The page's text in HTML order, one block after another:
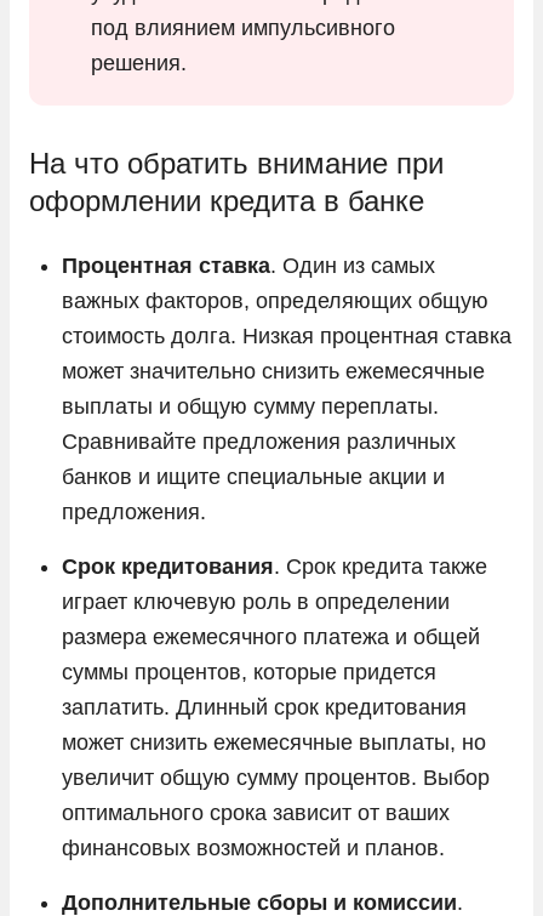
под влиянием импульсивного
решения.
На что обратить внимание при
оформлении кредита в банке
Процентная ставка. Один из самых
важных факторов, определяющих общую
стоимость долга. Низкая процентная ставка
может значительно снизить ежемесячные
выплаты и общую сумму переплаты.
Сравнивайте предложения различных
банков и ищите специальные акции и
предложения.
Срок кредитования. Срок кредита также
играет ключевую роль в определении
размера ежемесячного платежа и общей
суммы процентов, которые придется
заплатить. Длинный срок кредитования
может снизить ежемесячные выплаты, но
увеличит общую сумму процентов. Выбор
оптимального срока зависит от ваших
финансовых возможностей и планов.
Дополнительные сборы и комиссии.